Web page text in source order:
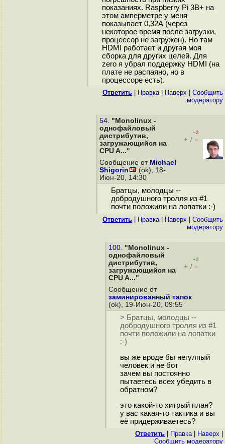
показаниях. Raspberry Pi 3B+ на
этом амперметре у меня
показывает 0,32А (через
некоторое время после загрузки,
процессор не загружен). Но там
HDMI работает и другая моя
сборка для других целей. Для
zero я убрал поддержку HDMI (на
плате не распаяно, но в
процессоре есть).
Ответить Правка| Наверх
Cообщить
модератору
54. "Monolinux -
однофайловый
дистрибутив,
загружающийся на
CPU A..."
–2
+ / –
Сообщение от Michael
Shigorin
(ok), 18-
Июн-20, 14:30
Братцы, молодцы --
добродушного тролля из #1
почти положили на лопатки :-)
Ответить Правка| Наверх
Cообщить
модератору
100. "Monolinux -
однофайловый
дистрибутив,
загружающийся на
CPU A..."
+2
+ / –
Сообщение от
заминированный тапок
(ok), 19-Июн-20, 09:55
> Братцы, молодцы --
добродушного тролля из #1
почти положили на лопатки
:-)
вы же вроде бы негулпый
человек и не бот
зачем вы постоянно
пытаетесь всех убедить в
обратном?
это какой-то хитрый план?
у вас какая-то тактика и вы
её придерживаетесь?
Ответить Правка| Наверх
Cообщить модератору